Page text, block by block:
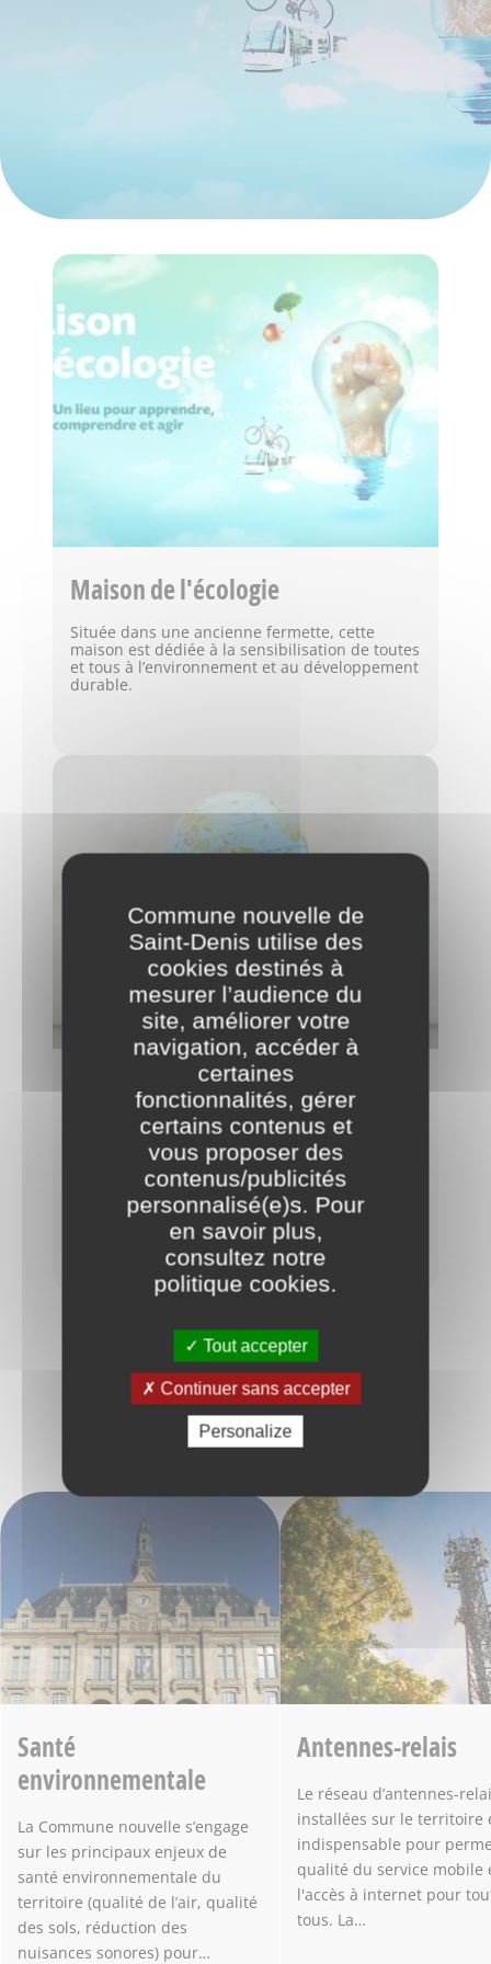
Maison de l'écologie
Située dans une ancienne fermette, cette
maison est dédiée à la sensibilisation de toutes
et tous à l’environnement et au développement
durable.
Actions éducatives de la Ville en
matière d'écologie
Afin de rendre chaque Dionysien et
Dionysienne acteur et actrice de la démarche,
la Ville multiplie les supports et les opérations
de sensibilisation.
À LIRE AUSSI
Santé
environnementale
La Commune nouvelle s’engage
sur les principaux enjeux de
santé environnementale du
territoire (qualité de l’air, qualité
des sols, réduction des
nuisances sonores) pour…
Antennes-relais
Le réseau d’antennes-
installées sur le territoire
indispensable pour
qualité du service mobile
l'accès à internet pour
tous. La…
Commune nouvelle de
Saint-Denis utilise des
cookies destinés à
mesurer l’audience du
site, améliorer votre
navigation, accéder à
certaines
fonctionnalités, gérer
certains contenus et
vous proposer des
contenus/publicités
personnalisé(e)s. Pour
en savoir plus,
consultez notre
politique cookies.
Tout accepter
Continuer sans accepter
Personalize